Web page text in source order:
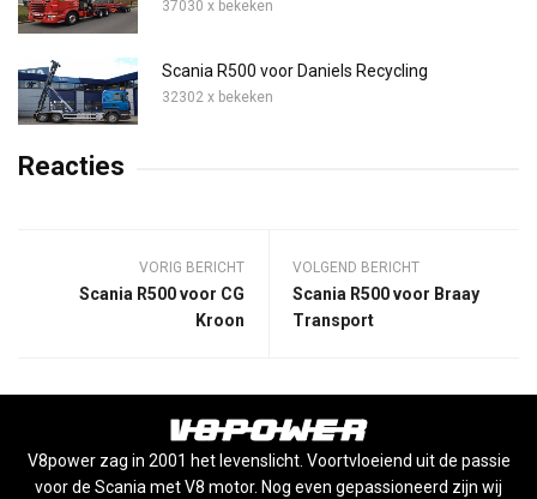
37030 x bekeken
Scania R500 voor Daniels Recycling
32302 x bekeken
Reacties
VORIG BERICHT
Scania R500 voor CG
Kroon
VOLGEND BERICHT
Scania R500 voor Braay
Transport
V8power zag in 2001 het levenslicht. Voortvloeiend uit de passie
voor de Scania met V8 motor. Nog even gepassioneerd zijn wij